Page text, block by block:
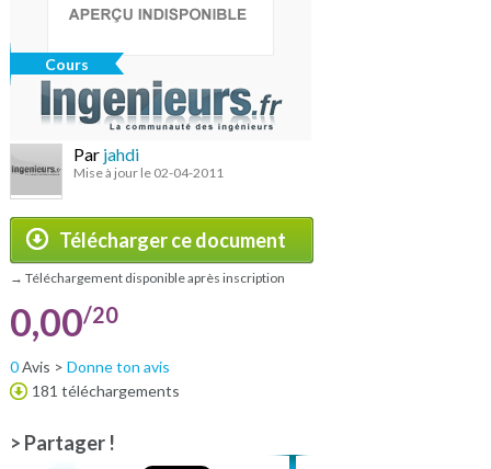
Cours
Par jahdi
Mise à jour le 02-04-2011
Télécharger ce document
→ Téléchargement disponible après inscription
0,00/20
0Avis > Donne ton avis
181 téléchargements
> Partager !